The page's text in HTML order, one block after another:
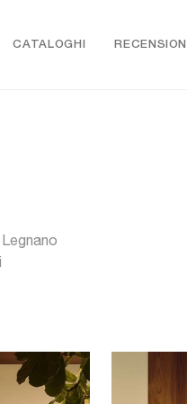
CATALOGHI RECENSIONI